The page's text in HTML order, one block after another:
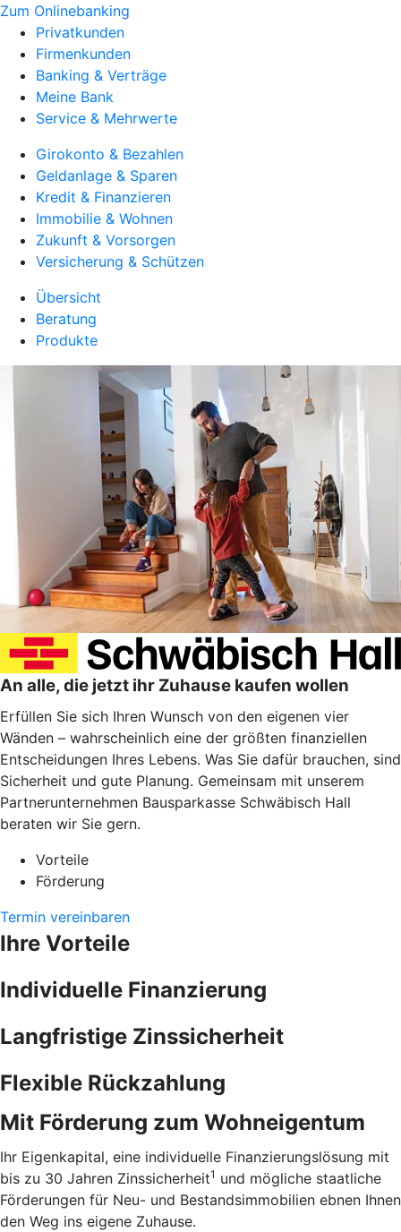
Zum Onlinebanking
Privatkunden
Firmenkunden
Banking & Verträge
Meine Bank
Service & Mehrwerte
Girokonto & Bezahlen
Geldanlage & Sparen
Kredit & Finanzieren
Immobilie & Wohnen
Zukunft & Vorsorgen
Versicherung & Schützen
Übersicht
Beratung
Produkte
An alle, die jetzt ihr Zuhause kaufen wollen
Erfüllen Sie sich Ihren Wunsch von den eigenen vier
Wänden – wahrscheinlich eine der größten finanziellen
Entscheidungen Ihres Lebens. Was Sie dafür brauchen, sind
Sicherheit und gute Planung. Gemeinsam mit unserem
Partnerunternehmen Bausparkasse Schwäbisch Hall
beraten wir Sie gern.
Vorteile
Förderung
Termin vereinbaren
Ihre Vorteile
Individuelle Finanzierung
Langfristige Zinssicherheit
Flexible Rückzahlung
Mit Förderung zum Wohneigentum
Ihr Eigenkapital, eine individuelle Finanzierungslösung mit
bis zu 30 Jahren Zinssicherheit1 und mögliche staatliche
Förderungen für Neu- und Bestandsimmobilien ebnen Ihnen
den Weg ins eigene Zuhause.